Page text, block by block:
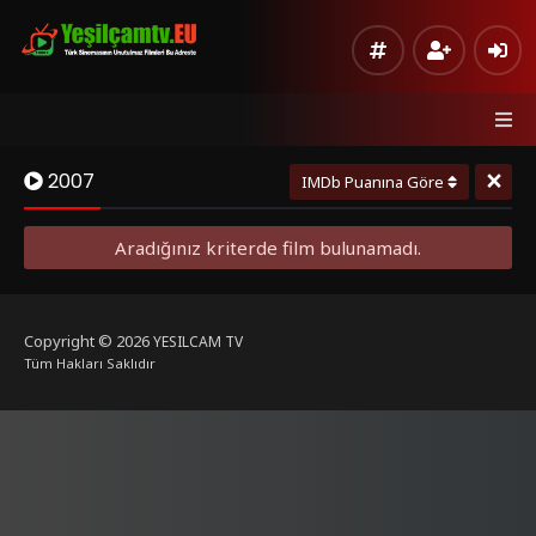
2007 IMDb Puanına Göre ×
Aradığınız kriterde film bulunamadı.
Copyright © 2026YESILCAM TV
Tüm Hakları Saklıdır